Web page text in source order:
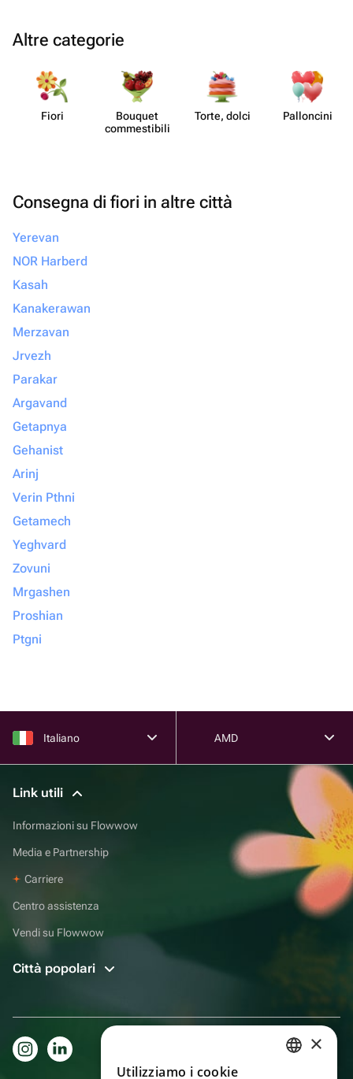
Altre categorie
Fiori
Bouquet
commes​tibili
Torte, dolci Pall​oncini
Consegna di fiori in altre città
Yerevan
NOR Harberd
Kasah
Kanakerawan
Merzavan
Jrvezh
Parakar
Argavand
Getapnya
Gehanist
Arinj
Verin Pthni
Getamech
Yeghvard
Zovuni
Mrgashen
Proshian
Ptgni
Italiano AMD
Link utili
Informazioni su Flowwow
Media e Partnership
Carriere
Centro assistenza
Vendi su Flowwow
Città popolari
×
Utilizziamo i cookie